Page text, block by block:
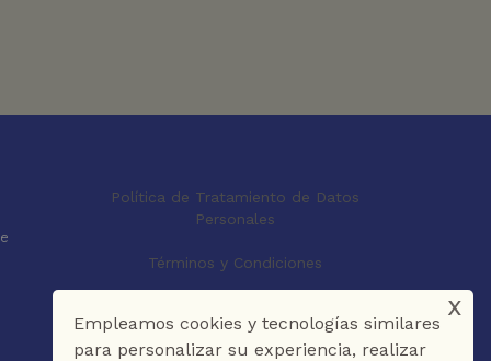
Política de Tratamiento de Datos
Personales
Términos y Condiciones
Empleamos cookies y tecnologías similares
para personalizar su experiencia, realizar
x